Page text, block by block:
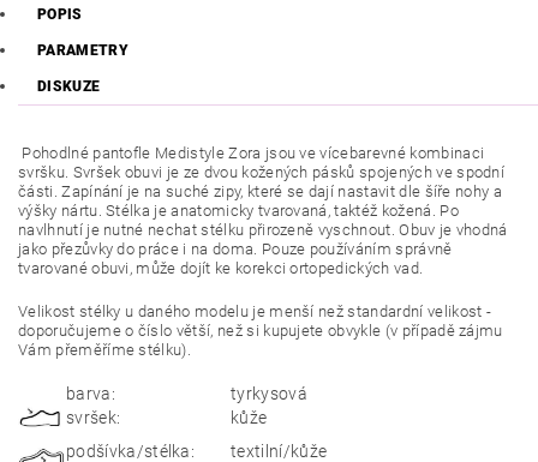
POPIS
PARAMETRY
DISKUZE
Pohodlné pantofle Medistyle Zora jsou ve vícebarevné kombinaci
svršku. Svršek obuvi je ze dvou kožených pásků spojených ve spodní
části. Zapínání je na suché zipy, které se dají nastavit dle šíře nohy a
výšky nártu. Stélka je anatomicky tvarovaná, taktéž kožená. Po
navlhnutí je nutné nechat stélku přirozeně vyschnout. Obuv je vhodná
jako přezůvky do práce i na doma. Pouze používáním správně
tvarované obuvi, může dojít ke korekci ortopedických vad.
Velikost stélky u daného modelu je menší než standardní velikost -
doporučujeme o číslo větší, než si kupujete obvykle (v případě zájmu
Vám přeměříme stélku).
barva:
tyrkysová
svršek:
kůže
podšívka/stélka:
textilní/kůže